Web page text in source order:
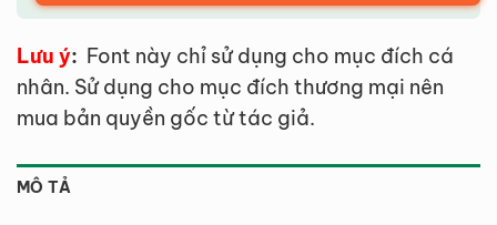
Lưu ý: Font này chỉ sử dụng cho mục đích cá
nhân. Sử dụng cho mục đích thương mại nên
mua bản quyền gốc từ tác giả.
MÔ TẢ